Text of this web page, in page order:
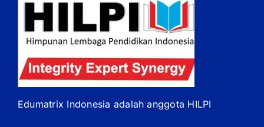
Edumatrix Indonesia adalah anggota HILPI